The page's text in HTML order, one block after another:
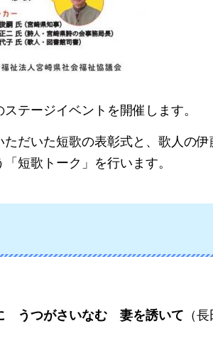
テージイベントを開催します。
だいた短歌の表彰式と、歌人の
短歌トーク」を行います。
うつがさいなむ 妻を誘いて （